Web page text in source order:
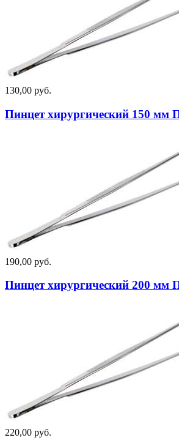
130,00 руб.
Пинцет хирургический 150 мм
190,00 руб.
Пинцет хирургический 200 мм
220,00 руб.